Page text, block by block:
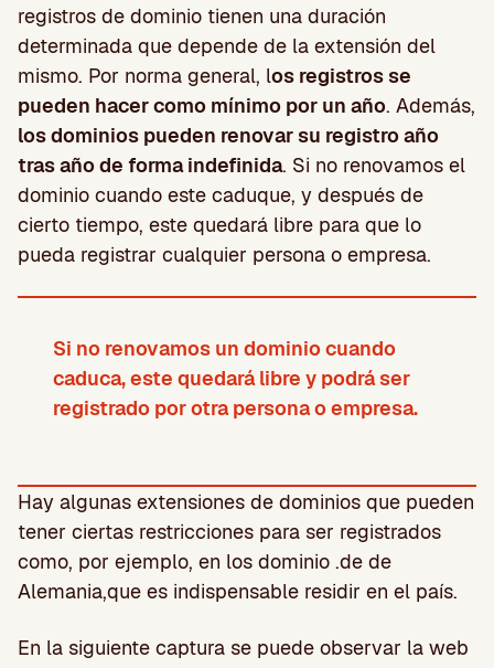
registros de dominio tienen una duración
determinada que depende de la extensión del
mismo. Por norma general, los registros se
pueden hacer como mínimo por un año. Además,
los dominios pueden renovar su registro año
tras año de forma indefinida. Si no renovamos el
dominio cuando este caduque, y después de
cierto tiempo, este quedará libre para que lo
pueda registrar cualquier persona o empresa.
Si no renovamos un dominio cuando
caduca, este quedará libre y podrá ser
registrado por otra persona o empresa.
Hay algunas extensiones de dominios que pueden
tener ciertas restricciones para ser registrados
como, por ejemplo, en los dominio .de de
Alemania,que es indispensable residir en el país.
En la siguiente captura se puede observar la web